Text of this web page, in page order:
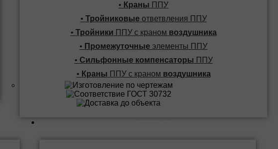
• Краны ППУ
• Тройниковые ответвления ППУ
• Тройники ППУ с краном воздушника
• Промежуточные элементы ППУ
• Сильфонные компенсаторы ППУ
• Краны ППУ с краном воздушника